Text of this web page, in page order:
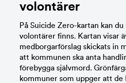
volontärer
På Suicide Zero-kartan kan du
volontärer finns. Kartan visar
medborgarförslag skickats in
att kommunen ska anta
förebygga självmord.
kommuner som uppger att de